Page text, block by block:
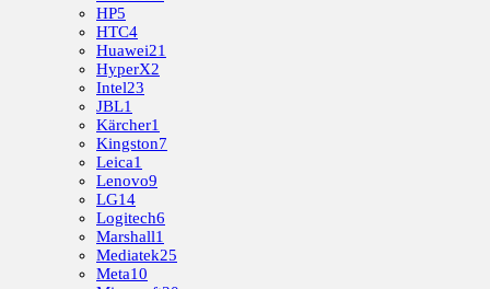
HP5
HTC4
Huawei21
HyperX2
Intel23
JBL1
Kärcher1
Kingston7
Leica1
Lenovo9
LG14
Logitech6
Marshall1
Mediatek25
Meta10